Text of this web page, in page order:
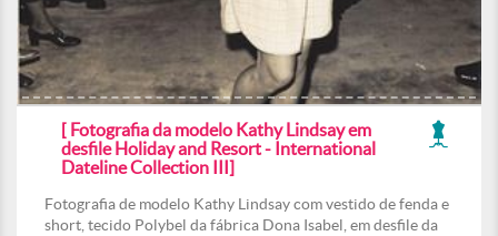
[ Fotografia da modelo Kathy Lindsay em
desfile Holiday and Resort - International
Dateline Collection III]
Fotografia de modelo Kathy Lindsay com vestido de fenda e
short, tecido Polybel da fábrica Dona Isabel, em desfile da